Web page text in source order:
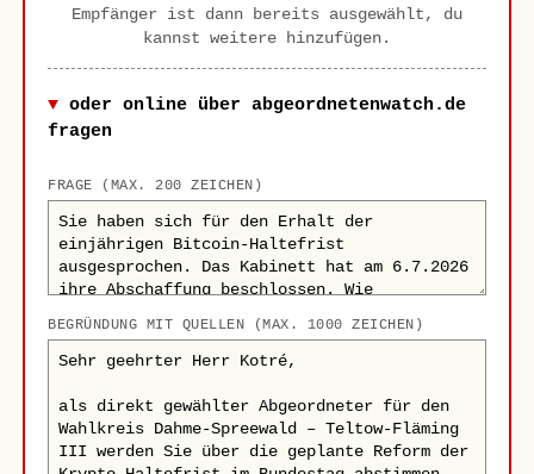
Empfänger ist dann bereits ausgewählt, du
kannst weitere hinzufügen.
oder online über abgeordnetenwatch.de
fragen
FRAGE (MAX. 200 ZEICHEN)
BEGRÜNDUNG MIT QUELLEN (MAX. 1000 ZEICHEN)